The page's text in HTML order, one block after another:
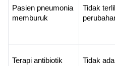
Pasien pneumonia
memburuk
Tidak
Terapi antibiotik
Tidak